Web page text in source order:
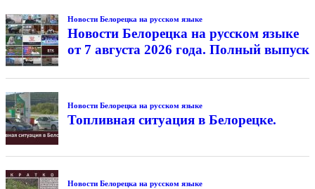
Новости Белорецка на русском языке
Новости Белорецка на русском языке
от 7 августа 2026 года. Полный выпуск
Новости Белорецка на русском языке
Топливная ситуация в Белорецке.
Новости Белорецка на русском языке